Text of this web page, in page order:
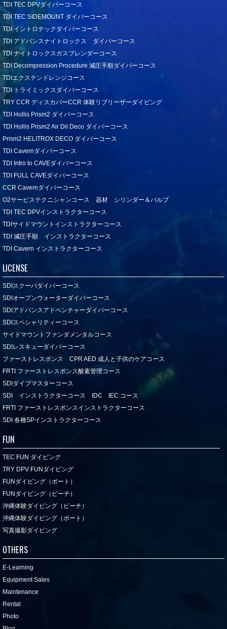
TDI TEC DPVダイバーコース
TDI TEC SIDEMOUNT ダイバーコース
TDI イントロテックダイバーコース
TDI アドバンスナイトロックス ダイバーコース
TDI ナイトロックスガスブレンダーコース
TDI Decompression Procedure 減圧手順ダイバーコース
TDIエクステンドレンジコース
TDI トライミックスダイバーコース
TRY CCR ディスカバーCCR 体験リブリーザーダイビング
TDI Hollis Prism2 ダイバーコース
TDI Hollis Prism2 Air Dil Deco ダイバーコース
Prism2 HELITROX DECO ダイバーコース
TDI Cavernダイバーコース
TDI Intro to CAVEダイバーコース
TDI FULL CAVEダイバーコース
CCR Cavernダイバーコース
O2サービステクニシャンコース 器材 シリンダー＆バルブ
TDI TEC DPVインストラクターコース
TDIサイドマウントインストラクターコース
TDI 減圧手順 インストラクターコース
TDI Cavern インストラクターコース
LICENSE
SDIスクーバダイバーコース
SDIオープンウォーターダイバーコース
SDIアドバンスアドベンチャーダイバーコース
SDIスペシャリティーコース
サイドマウントファンダメンタルコース
SDIレスキューダイバーコース
ファーストレスポンス CPR AED 成人と子供のケアコース
FRTI ファーストレスポンス酸素管理コース
SDIダイブマスターコース
SDI インストラクターコース IDC IEC コース
FRTI ファーストレスポンスインストラクターコース
SDI 各種SPインストラクターコース
FUN
TEC FUN ダイビング
TRY DPV FUNダイビング
FUNダイビング（ボート）
FUNダイビング（ビーチ）
沖縄体験ダイビング（ビーチ）
沖縄体験ダイビング（ボート）
写真撮影ダイビング
OTHERS
E-Learning
Equipment Sales
Maintenance
Rental
Photo